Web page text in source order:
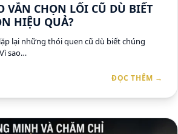
VẪN CHỌN LỐI CŨ DÙ BIẾT
HIỆU QUẢ?
lại những thói quen cũ dù biết chúng
sao…
ĐỌC THÊM →